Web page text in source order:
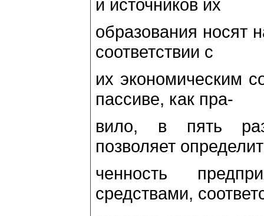
и источников их
образования носят
соответствии с
их экономическим
пассиве, как пра-
вило, в пять
позволяет
ченность
средствами,